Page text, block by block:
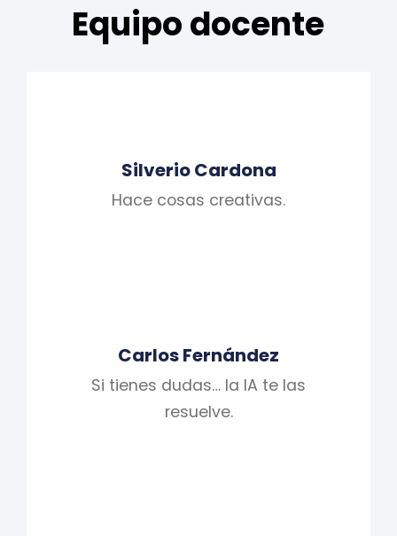
Equipo docente
Silverio Cardona
Hace cosas creativas.
Carlos Fernández
Si tienes dudas… la IA te las
resuelve.